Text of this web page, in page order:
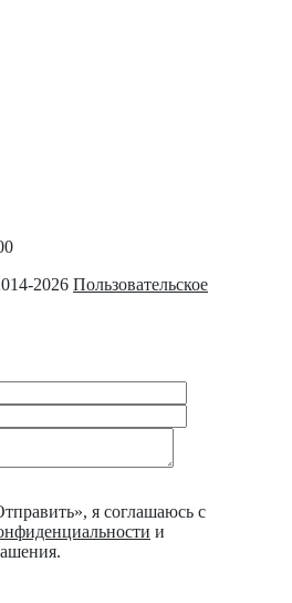
2026 Пользовательское
я соглашаюсь с
и